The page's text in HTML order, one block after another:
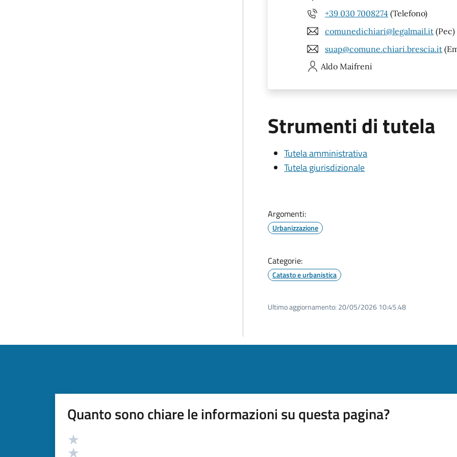
+39 030 7008274 (Telefono)
comunedichiari@legalmail.it (Pec)
suap@comune.chiari.brescia.it
Aldo Maifreni
Strumenti di tutela
Tutela amministrativa
Tutela giurisdizionale
Argomenti:
Urbanizzazione
Categorie:
Catasto e urbanistica
Ultimo aggiornamento: 20/05/2026 10:45.48
Quanto sono chiare le informazioni su questa pagina?
Valutazione